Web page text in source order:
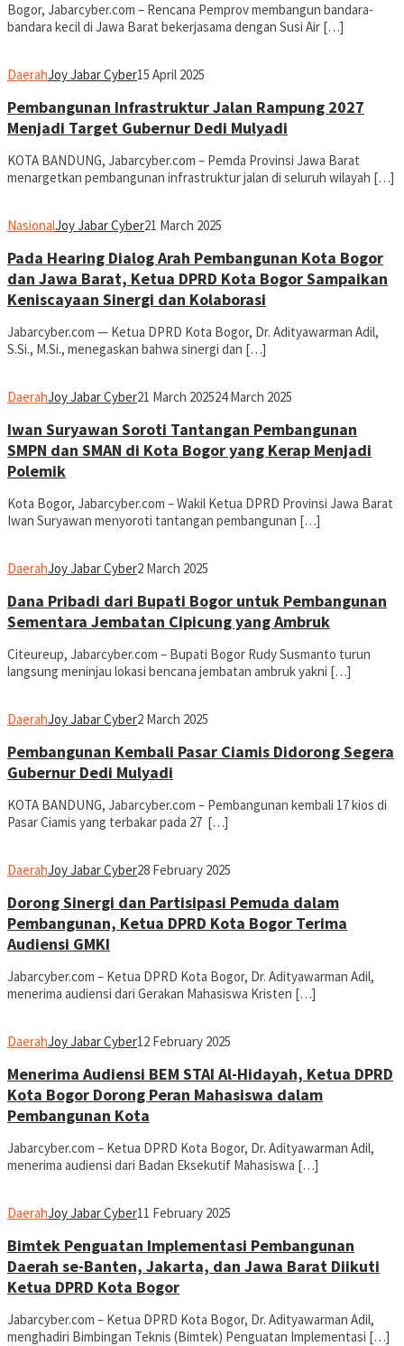
Bogor, Jabarcyber.com – Rencana Pemprov membangun bandara-
bandara kecil di Jawa Barat bekerjasama dengan Susi Air […]
DaerahJoy Jabar Cyber15 April 2025
Pembangunan Infrastruktur Jalan Rampung 2027
Menjadi Target Gubernur Dedi Mulyadi
KOTA BANDUNG, Jabarcyber.com – Pemda Provinsi Jawa Barat
menargetkan pembangunan infrastruktur jalan di seluruh wilayah […]
NasionalJoy Jabar Cyber21 March 2025
Pada Hearing Dialog Arah Pembangunan Kota Bogor
dan Jawa Barat, Ketua DPRD Kota Bogor Sampaikan
Keniscayaan Sinergi dan Kolaborasi
Jabarcyber.com — Ketua DPRD Kota Bogor, Dr. Adityawarman Adil,
S.Si., M.Si., menegaskan bahwa sinergi dan […]
DaerahJoy Jabar Cyber21 March 202524 March 2025
Iwan Suryawan Soroti Tantangan Pembangunan
SMPN dan SMAN di Kota Bogor yang Kerap Menjadi
Polemik
Kota Bogor, Jabarcyber.com – Wakil Ketua DPRD Provinsi Jawa Barat
Iwan Suryawan menyoroti tantangan pembangunan […]
DaerahJoy Jabar Cyber2 March 2025
Dana Pribadi dari Bupati Bogor untuk Pembangunan
Sementara Jembatan Cipicung yang Ambruk
Citeureup, Jabarcyber.com – Bupati Bogor Rudy Susmanto turun
langsung meninjau lokasi bencana jembatan ambruk yakni […]
DaerahJoy Jabar Cyber2 March 2025
Pembangunan Kembali Pasar Ciamis Didorong Segera
Gubernur Dedi Mulyadi
KOTA BANDUNG, Jabarcyber.com – Pembangunan kembali 17 kios di
Pasar Ciamis yang terbakar pada 27 […]
DaerahJoy Jabar Cyber28 February 2025
Dorong Sinergi dan Partisipasi Pemuda dalam
Pembangunan, Ketua DPRD Kota Bogor Terima
Audiensi GMKI
Jabarcyber.com – Ketua DPRD Kota Bogor, Dr. Adityawarman Adil,
menerima audiensi dari Gerakan Mahasiswa Kristen […]
DaerahJoy Jabar Cyber12 February 2025
Menerima Audiensi BEM STAI Al-Hidayah, Ketua DPRD
Kota Bogor Dorong Peran Mahasiswa dalam
Pembangunan Kota
Jabarcyber.com – Ketua DPRD Kota Bogor, Dr. Adityawarman Adil,
menerima audiensi dari Badan Eksekutif Mahasiswa […]
DaerahJoy Jabar Cyber11 February 2025
Bimtek Penguatan Implementasi Pembangunan
Daerah se-Banten, Jakarta, dan Jawa Barat Diikuti
Ketua DPRD Kota Bogor
Jabarcyber.com – Ketua DPRD Kota Bogor, Dr. Adityawarman Adil,
menghadiri Bimbingan Teknis (Bimtek) Penguatan Implementasi […]